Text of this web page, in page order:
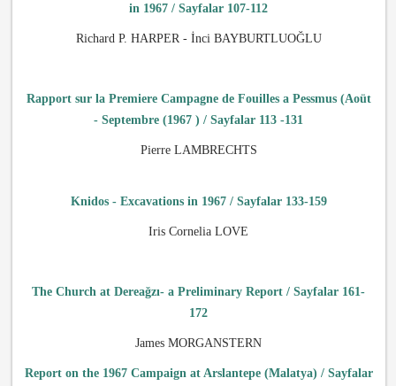
in 1967 / Sayfalar 107-112
Richard P. HARPER - İnci BAYBURTLUOĞLU
Rapport sur la Premiere Campagne de Fouilles a Pessmus (Aoüt
- Septembre (1967 ) / Sayfalar 113 -131
Pierre LAMBRECHTS
Knidos - Excavations in 1967 / Sayfalar 133-159
Iris Cornelia LOVE
The Church at Dereağzı- a Preliminary Report / Sayfalar 161-
172
James MORGANSTERN
Report on the 1967 Campaign at Arslantepe (Malatya) / Sayfalar